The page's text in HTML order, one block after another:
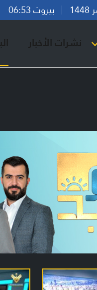
بيروت 06:53
نشرات الأخبار